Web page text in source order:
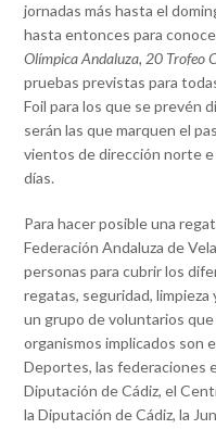
jornadas más hasta el
hasta entonces para
Olímpica Andaluza, 20 Trofeo
pruebas previstas para
Foil para los que se prevén
serán las que marquen el
vientos de dirección norte
días.
Para hacer posible una
Federación Andaluza de
personas para cubrir los
regatas, seguridad,
un grupo de voluntarios
organismos implicados son
Deportes, las federaciones
Diputación de Cádiz, el
la Diputación de Cádiz, la